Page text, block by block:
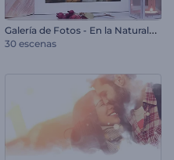
G
alería de Fotos - En la Naturaleza
30 escenas